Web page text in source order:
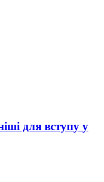
для вступу у